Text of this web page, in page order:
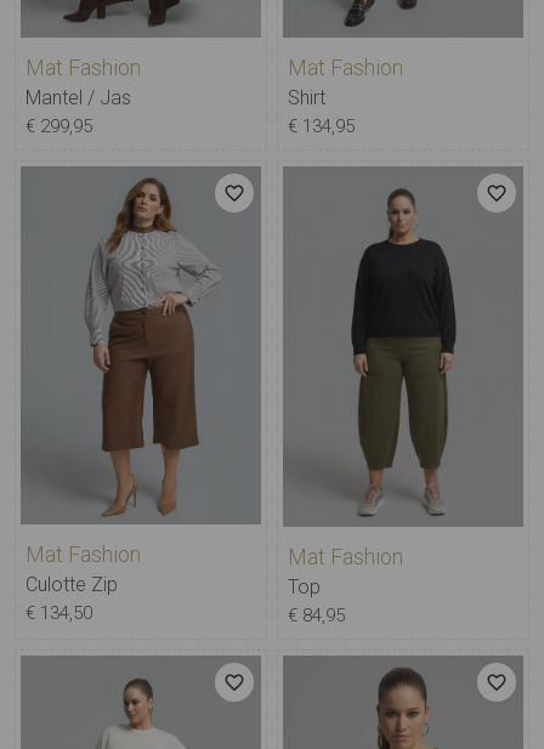
Mat Fashion
Mantel / Jas
€ 299,95
Mat Fashion
Shirt
€ 134,95
Mat Fashion
Culotte Zip
€ 134,50
Mat Fashion
Top
€ 84,95